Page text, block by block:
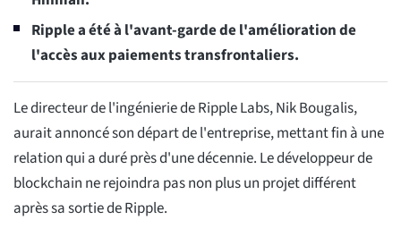
Ripple a été à l'avant-garde de l'amélioration de
l'accès aux paiements transfrontaliers.
Le directeur de l'ingénierie de Ripple Labs, Nik Bougalis,
aurait annoncé son départ de l'entreprise, mettant fin à une
relation qui a duré près d'une décennie. Le développeur de
blockchain ne rejoindra pas non plus un projet différent
après sa sortie de Ripple.